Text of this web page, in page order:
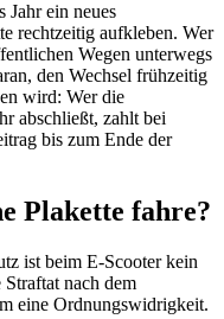
Jahr ein neues
rechtzeitig aufkleben. Wer
Wegen unterwegs
den Wechsel frühzeitig
wird: Wer die
abschließt, zahlt bei
bis zum Ende der
Plakette fahre?
ist beim E-Scooter kein
nach dem
eine Ordnungswidrigkeit.